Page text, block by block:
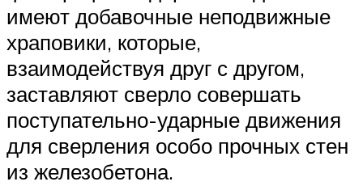
имеют добавочные неподвижные
храповики, которые,
взаимодействуя друг с другом,
заставляют сверло совершать
поступательно-ударные движения
для сверления особо прочных стен
из железобетона.